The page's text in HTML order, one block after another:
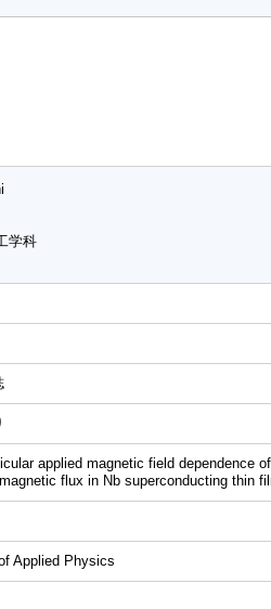
学科
applied magnetic field dependence
flux in Nb superconducting thin
Applied Physics